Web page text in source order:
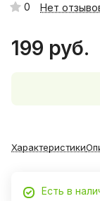
0 Нет
199 руб.
Характеристики
Есть в